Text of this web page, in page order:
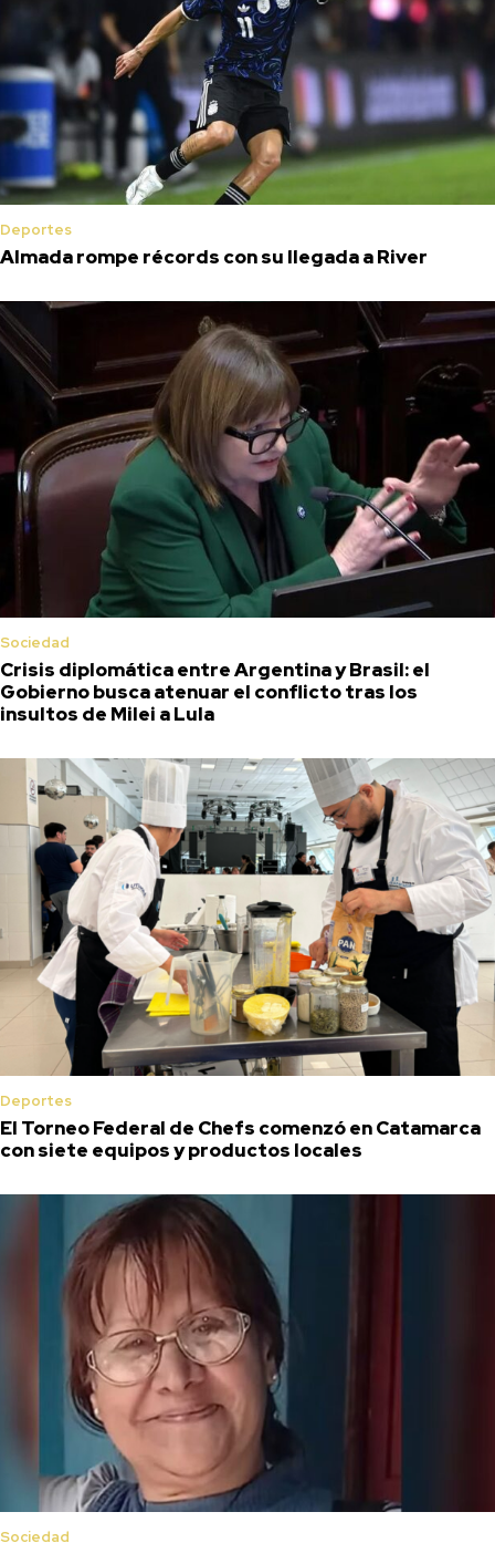
Deportes
Almada rompe récords con su llegada a River
Sociedad
Crisis diplomática entre Argentina y Brasil: el
Gobierno busca atenuar el conflicto tras los
insultos de Milei a Lula
Deportes
El Torneo Federal de Chefs comenzó en Catamarca
con siete equipos y productos locales
Sociedad